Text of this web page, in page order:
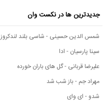
جدیدترین ها در نکست وان
شمس الدین حسینی - شاسی بلند لندکروز
سینا پارسیان - ادا
علیرضا قربانی - گل های باران خورده
مهراد جم - باز شب شد
شدو - ای وای